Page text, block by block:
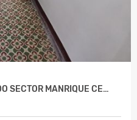
SECTOR MANRIQUE CE…